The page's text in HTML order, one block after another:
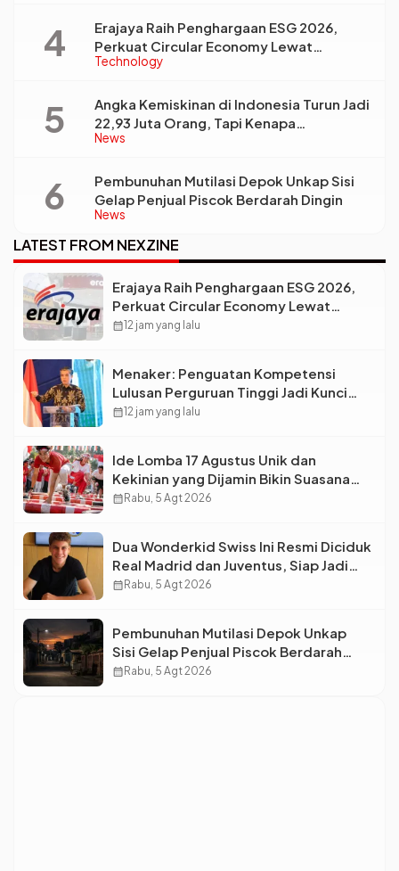
Technology
Erajaya Raih Penghargaan ESG 2026,
Perkuat Circular Economy Lewat
Pengelolaan Limbah Berkelanjutan
News
Angka Kemiskinan di Indonesia Turun Jadi
22,93 Juta Orang, Tapi Kenapa
Ketimpangan Desa dan Kota Malah Makin
News
Pembunuhan Mutilasi Depok Unkap Sisi
Gelap Penjual Piscok Berdarah Dingin
LATEST FROM NEXZINE
Erajaya Raih Penghargaan ESG 2026,
Perkuat Circular Economy Lewat
Pengelolaan Limbah Berkelanjutan
calendar_month12 jam yang lalu
Menaker: Penguatan Kompetensi
Lulusan Perguruan Tinggi Jadi Kunci
Menjawab Kebutuhan Dunia Kerja
calendar_month12 jam yang lalu
Ide Lomba 17 Agustus Unik dan
Kekinian yang Dijamin Bikin Suasana
Makin Pecah
calendar_monthRabu, 5 Agt 2026
Dua Wonderkid Swiss Ini Resmi Diciduk
Real Madrid dan Juventus, Siap Jadi
Bintang Baru Eropa
calendar_monthRabu, 5 Agt 2026
Pembunuhan Mutilasi Depok Unkap
Sisi Gelap Penjual Piscok Berdarah
Dingin
calendar_monthRabu, 5 Agt 2026